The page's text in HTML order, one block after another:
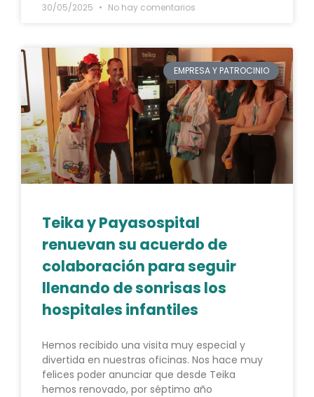
30/05/2025 No hay comentarios
EMPRESA Y PATROCINIO
Teika y Payasospital
renuevan su acuerdo de
colaboración para seguir
llenando de sonrisas los
hospitales infantiles
Hemos recibido una visita muy especial y
divertida en nuestras oficinas. Nos hace muy
felices poder anunciar que desde Teika
hemos renovado, por séptimo año